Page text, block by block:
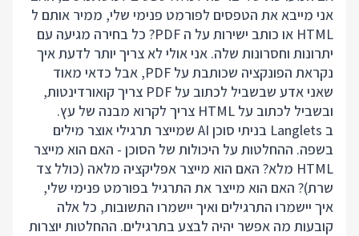
אני מייבא את הטפסים לפורמט פנימי שלי, ממיר אותם ל
HTML או כותב ישירות על ה PDF? כל בחירה מגיעה עם
יתרונות וחסרונות שלה. אני אולי לא צריך יותר לדעת איך
נקראת הפונקציה שכותבת על PDF, אבל כדאי מאוד
שאני אדע שבשביל לכתוב על PDF צריך קואורדינטות,
ובשביל לכתוב על HTML צריך לקרוא מבנה של עץ.
ב Langlets בניתי סוכן AI שמייצר תרגילי אוצר מילים
בשפה. ההחלטות על היכולות של הסוכן - האם הוא מייצר
HTML מלא? האם הוא מייצר אפליקציה מלאה (כולל צד
שרת)? האם הוא מייצר את התרגיל בפורמט פנימי שלי,
איך יישמרו התרגילים ואיך יישמרו התשובות, כל אלה
קובעות מה אפשר יהיה לבצע בתרגילים. ההחלטות יוצרות